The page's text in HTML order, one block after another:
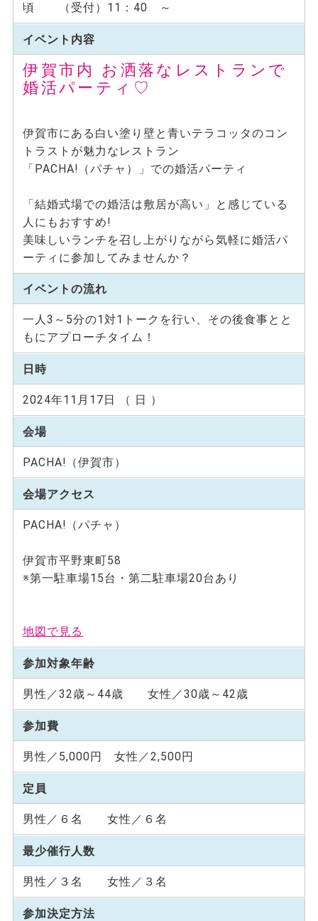
頃 （受付）11：40 ～
イベント内容
伊賀市内 お洒落なレストランで
婚活パーティ♡
伊賀市にある白い塗り壁と青いテラコッタのコン
トラストが魅力なレストラン
「PACHA!（パチャ）」での婚活パーティ
「結婚式場での婚活は敷居が高い」と感じている
人にもおすすめ!
美味しいランチを召し上がりながら気軽に婚活パ
ーティに参加してみませんか？
イベントの流れ
一人3～5分の1対1トークを行い、その後食事とと
もにアプローチタイム！
日時
2024年11月17日 （ 日 ）
会場
PACHA!（伊賀市）
会場アクセス
PACHA!（パチャ）
伊賀市平野東町58
※第一駐車場15台・第二駐車場20台あり
地図で見る
参加対象年齢
男性／32歳～44歳 女性／30歳～42歳
参加費
男性／5,000円 女性／2,500円
定員
男性／６名 女性／６名
最少催行人数
男性／３名 女性／３名
参加決定方法